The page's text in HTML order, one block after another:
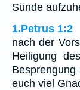
Sünde
1.Petrus 1:2
nach der
Heiligung
euch viel